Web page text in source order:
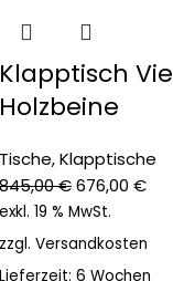
Klapptisch
Holzbeine
Tische,Klapptische
845,00€676,00 €
exkl. 19 % MwSt.
zzgl. Versandkosten